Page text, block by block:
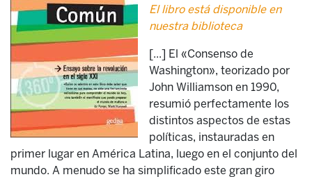
El libro está disponible en
nuestra biblioteca
[...] El «Consenso de
Washington», teorizado por
John Williamson en 1990,
resumió perfectamente los
distintos aspectos de estas
políticas, instauradas en
primer lugar en América Latina, luego en el conjunto del
mundo. A menudo se ha simplificado este gran giro